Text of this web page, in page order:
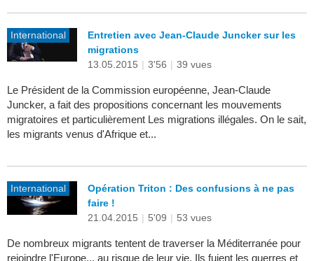
International
Entretien avec Jean-Claude Juncker sur les
migrations
13.05.2015 | 3'56 | 39 vues
Le Président de la Commission européenne, Jean-Claude
Juncker, a fait des propositions concernant les mouvements
migratoires et particulièrement Les migrations illégales. On le sait,
les migrants venus d'Afrique et...
International
Opération Triton : Des confusions à ne pas
faire !
21.04.2015 | 5'09 | 53 vues
De nombreux migrants tentent de traverser la Méditerranée pour
rejoindre l'Europe... au risque de leur vie. Ils fuient les guerres et